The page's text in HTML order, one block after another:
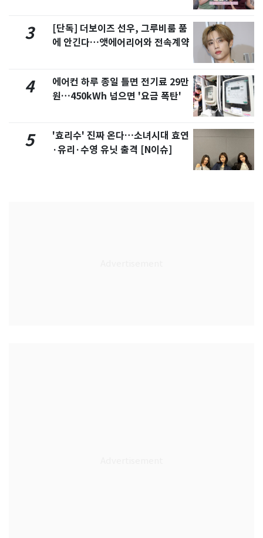
3
[단독] 더보이즈 선우, 그루비룸 품
에 안긴다…앳에어리어와 전속계약
4
에어컨 하루 종일 틀면 전기료 29만
원…450kWh 넘으면 '요금 폭탄'
5
'효리수' 진짜 온다…소녀시대 효연
·유리·수영 유닛 출격 [N이슈]